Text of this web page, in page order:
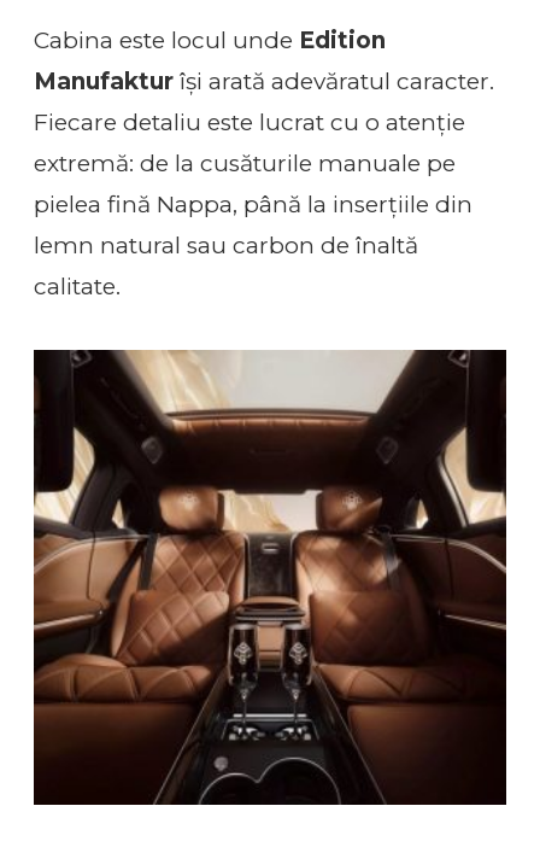
Cabina este locul unde Edition
Manufakturîși arată adevăratul caracter.
Fiecare detaliu este lucrat cu o atenție
extremă: de la cusăturile manuale pe
pielea fină Nappa, până la inserțiile din
lemn natural sau carbon de înaltă
calitate.